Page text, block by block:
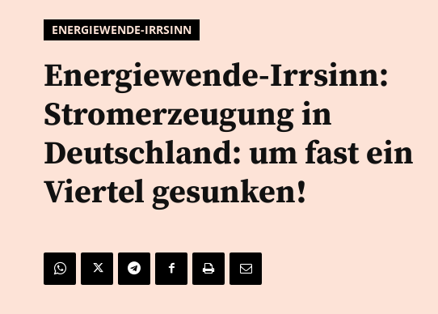
ENERGIEWENDE-IRRSINN
Energiewende-Irrsinn:
Stromerzeugung in
Deutschland: um fast ein
Viertel gesunken!